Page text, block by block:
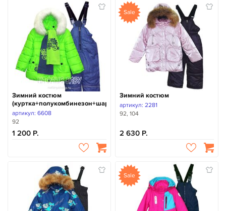
Зимний костюм
(куртка+полукомбинезон+шарфик)
артикул: 6608
92
1 200
Sale
Зимний костюм
артикул: 2281
92, 104
2 630
Sale